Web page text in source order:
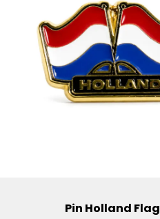
Pin Holland Flag